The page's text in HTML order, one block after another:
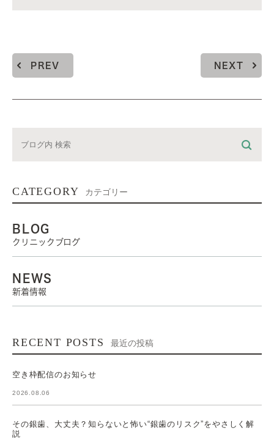
PREV NEXT
CATEGORY カテゴリー
BLOG
クリニックブログ
NEWS
新着情報
RECENT POSTS 最近の投稿
空き枠配信のお知らせ
2026.08.06
その銀歯、大丈夫？知らないと怖い“銀歯のリスク”をやさしく解
説